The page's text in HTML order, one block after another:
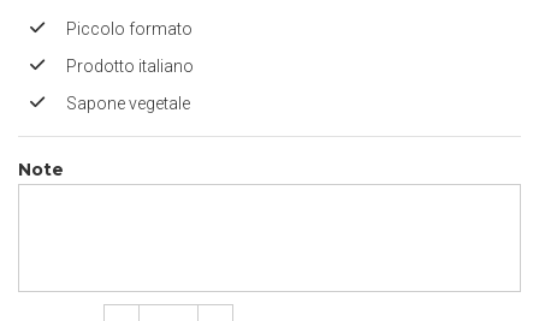
Piccolo formato
Prodotto italiano
Sapone vegetale
Note